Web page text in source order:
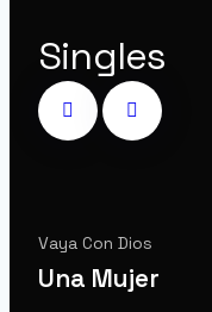
Singles
Vaya Con Dios
Una Mujer